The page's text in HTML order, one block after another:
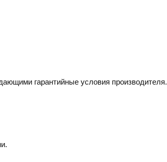
гарантийные условия производителя.